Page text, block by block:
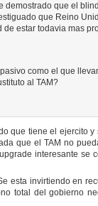
que el
que Reino
estar todavia mas
como el que
al TAM?
que tiene el ejercito
que el TAM no
interesante se
esta invirtiendo en
total del gobierno